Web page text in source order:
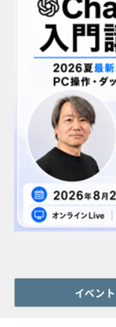
イベン